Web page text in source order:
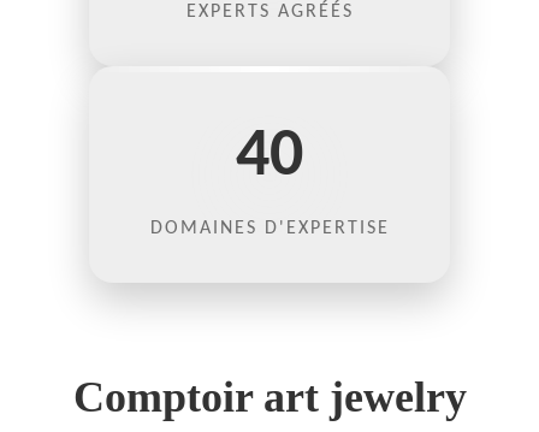
EXPERTS AGRÉÉS
40
DOMAINES D'EXPERTISE
Comptoir art jewelry